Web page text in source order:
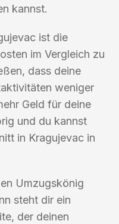
kannst.
ist die
im Vergleich zu
dass deine
weniger
Geld für deine
und du kannst
in Kragujevac in
Umzugskönig
steht dir ein
der deinen